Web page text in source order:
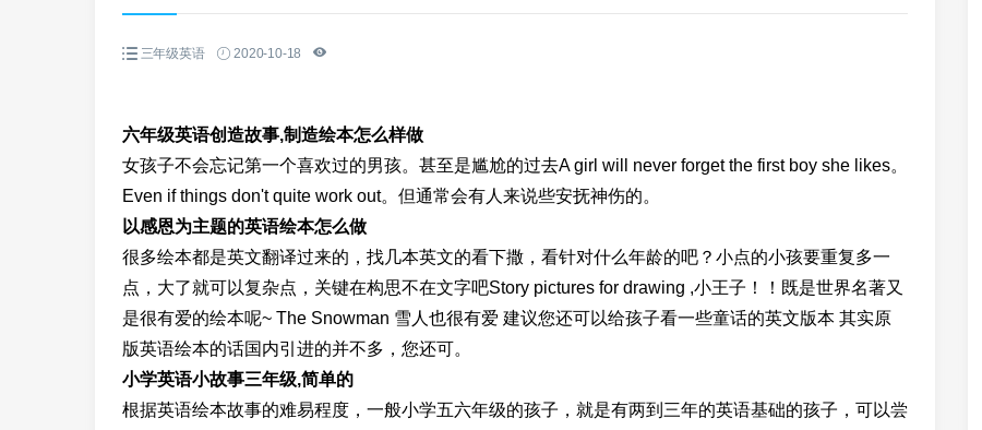
三年级英语 2020-10-18
六年级英语创造故事,制造绘本怎么样做
女孩子不会忘记第一个喜欢过的男孩。甚至是尴尬的过去A girl will never forget the first boy she likes。
Even if things don't quite work out。但通常会有人来说些安抚神伤的。
以感恩为主题的英语绘本怎么做
很多绘本都是英文翻译过来的，找几本英文的看下撒，看针对什么年龄的吧？小点的小孩要重复多一
点，大了就可以复杂点，关键在构思不在文字吧Story pictures for drawing ,小王子！！既是世界名著又
是很有爱的绘本呢~ The Snowman 雪人也很有爱 建议您还可以给孩子看一些童话的英文版本 其实原
版英语绘本的话国内引进的并不多，您还可。
小学英语小故事三年级,简单的
根据英语绘本故事的难易程度，一般小学五六年级的孩子，就是有两到三年的英语基础的孩子，可以尝